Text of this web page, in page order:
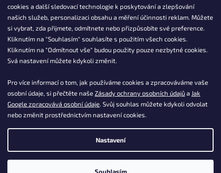
cookies a další sledovací technologie k poskytování a zlepšování
našich služeb, personalizaci obsahu a měření účinnosti reklam. Můžete
si vybrat, zda přijmete, odmítnete nebo přizpůsobíte své preference.
Kliknutím na "Souhlasím" souhlasíte s použitím všech cookies.
Kliknutím na "Odmítnout vše" budou použity pouze nezbytné cookies.
Svá nastavení můžete kdykoli změnit.
Pro více informací o tom, jak používáme cookies a zpracováváme vaše
osobní údaje, si přečtěte našeZásady ochrany osobních údajůa Jak
Google zpracovává osobní údaje. Svůj souhlas můžete kdykoli odvolat
nebo změnit prostřednictvím nastavení cookies.
Nastavení